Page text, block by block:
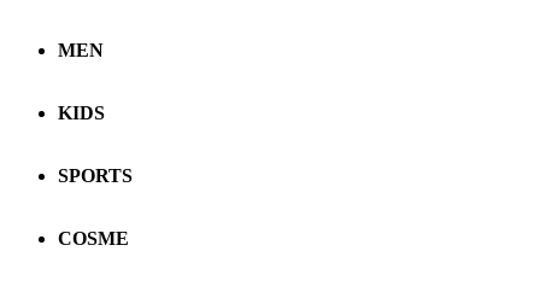
MEN
KIDS
SPORTS
COSME